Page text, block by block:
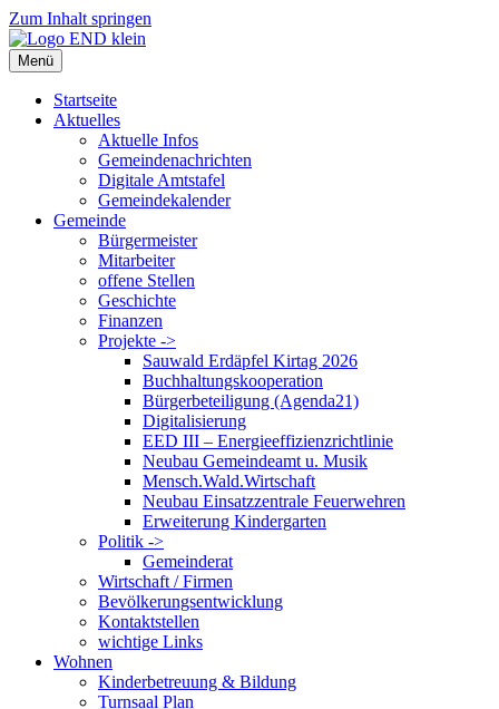
Zum Inhalt springen
Menü
Startseite
Aktuelles
Aktuelle Infos
Gemeindenachrichten
Digitale Amtstafel
Gemeindekalender
Gemeinde
Bürgermeister
Mitarbeiter
offene Stellen
Geschichte
Finanzen
Projekte ->
Sauwald Erdäpfel Kirtag 2026
Buchhaltungskooperation
Bürgerbeteiligung (Agenda21)
Digitalisierung
EED III – Energieeffizienzrichtlinie
Neubau Gemeindeamt u. Musik
Mensch.Wald.Wirtschaft
Neubau Einsatzzentrale Feuerwehren
Erweiterung Kindergarten
Politik ->
Gemeinderat
Wirtschaft / Firmen
Bevölkerungsentwicklung
Kontaktstellen
wichtige Links
Wohnen
Kinderbetreuung & Bildung
Turnsaal Plan